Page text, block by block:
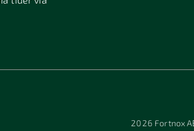
2026 Fortnox